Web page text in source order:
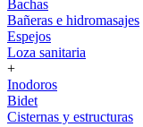
Bachas
Bañeras e hidromasajes
Espejos
Loza sanitaria
+
Inodoros
Bidet
Cisternas y estructuras